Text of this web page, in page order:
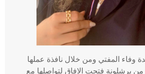
وفاء المفتي ومن خلال نافذة عملها
برشلونة فتحت الافاق لتواصلها مع